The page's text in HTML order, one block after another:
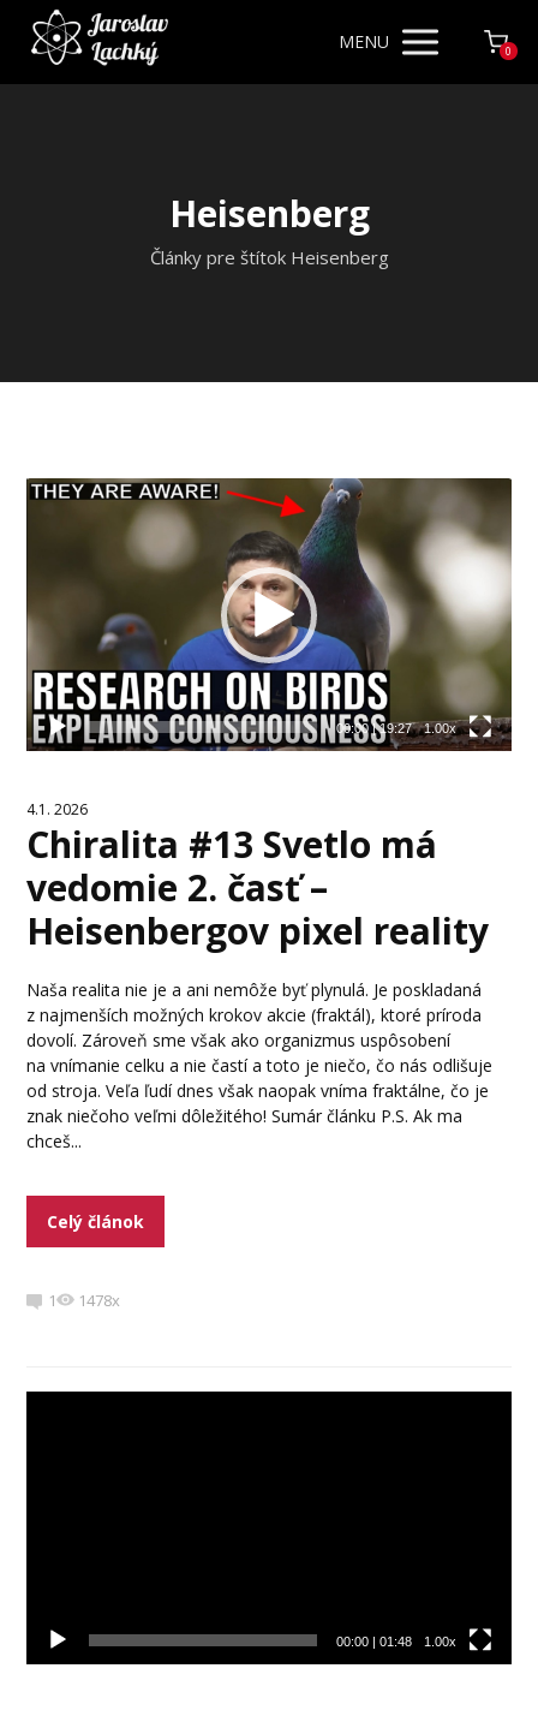
MENU 0
Heisenberg
Články pre štítok Heisenberg
Video
00:00|19:27 1.00x
4.1. 2026
Chiralita #13 Svetlo má
vedomie 2. časť –
Heisenbergov pixel reality
Naša realita nie je a ani nemôže byť plynulá. Je poskladaná
z najmenších možných krokov akcie (fraktál), ktoré príroda
dovolí. Zároveň sme však ako organizmus uspôsobení
na vnímanie celku a nie častí a toto je niečo, čo nás odlišuje
od stroja. Veľa ľudí dnes však naopak vníma fraktálne, čo je
znak niečoho veľmi dôležitého! Sumár článku P.S. Ak ma
chceš...
Celý článok
1 1478x
00:00| 01:48 1.00x